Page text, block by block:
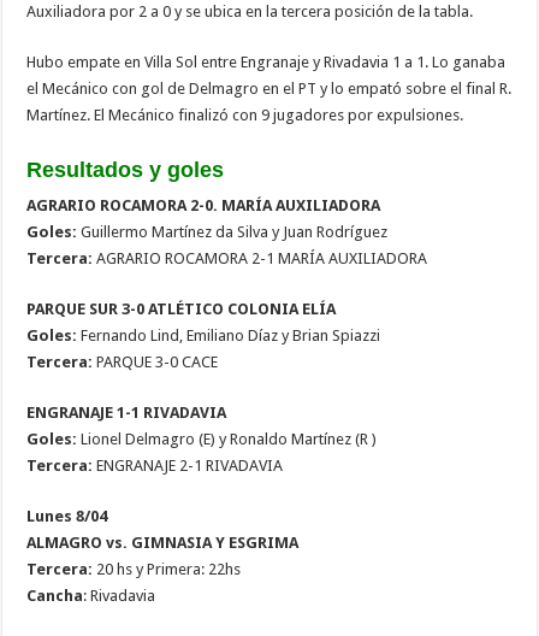
Auxiliadora por 2 a 0 y se ubica en la tercera posición de la tabla.
Hubo empate en Villa Sol entre Engranaje y Rivadavia 1 a 1. Lo ganaba
el Mecánico con gol de Delmagro en el PT y lo empató sobre el final R.
Martínez. El Mecánico finalizó con 9 jugadores por expulsiones.
Resultados y goles
AGRARIO ROCAMORA 2-0. MARÍA AUXILIADORA
Goles: Guillermo Martínez da Silva y Juan Rodríguez
Tercera: AGRARIO ROCAMORA 2-1 MARÍA AUXILIADORA
PARQUE SUR 3-0 ATLÉTICO COLONIA ELÍA
Goles: Fernando Lind, Emiliano Díaz y Brian Spiazzi
Tercera: PARQUE 3-0 CACE
ENGRANAJE 1-1 RIVADAVIA
Goles: Lionel Delmagro (E) y Ronaldo Martínez (R )
Tercera: ENGRANAJE 2-1 RIVADAVIA
Lunes 8/04
ALMAGRO vs. GIMNASIA Y ESGRIMA
Tercera: 20 hs y Primera: 22hs
Cancha: Rivadavia